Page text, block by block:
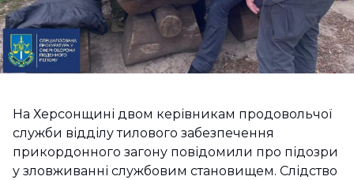
На Херсонщині двом керівникам продовольчої
служби відділу тилового забезпечення
прикордонного загону повідомили про підозри
у зловживанні службовим становищем. Слідство